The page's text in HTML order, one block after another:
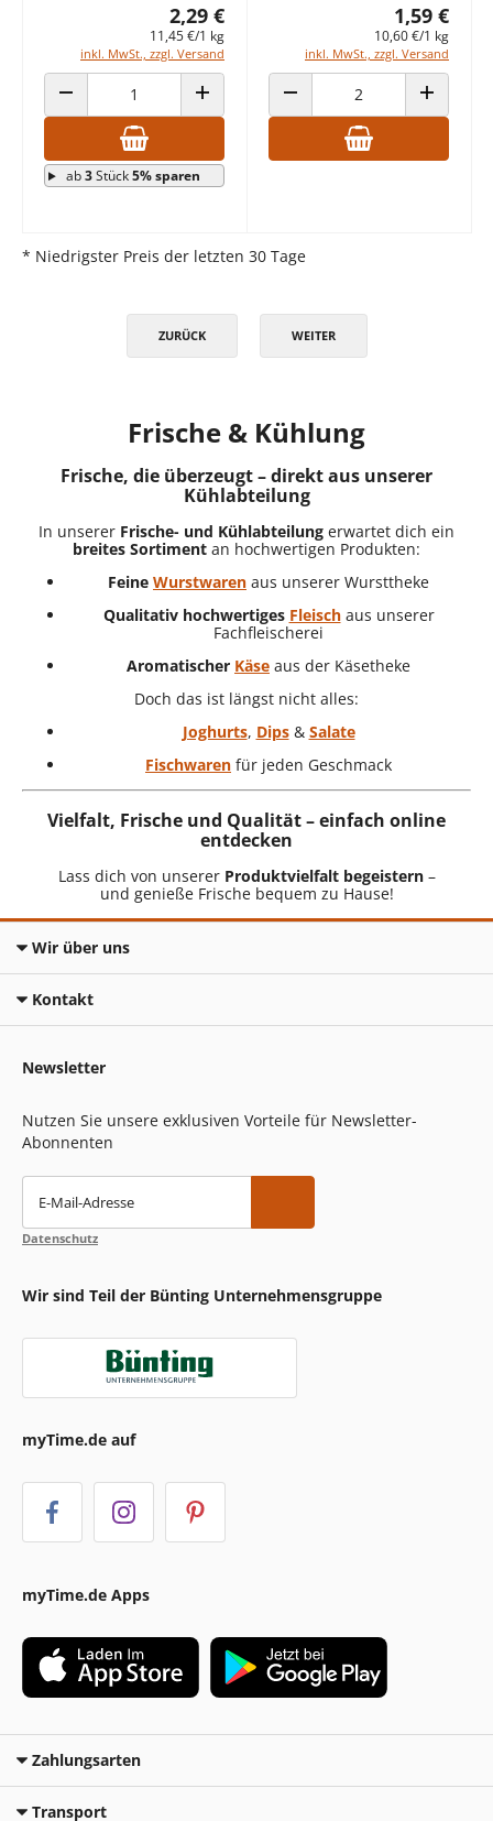
2,29 €
11,45 €/1 kg
inkl. MwSt., zzgl. Versand
ANZAHL VERRINGERN ANZAHL ERHÖHEN
ab3Stück5% sparen
1,59 €
10,60 €/1 kg
inkl. MwSt., zzgl. Versand
ANZAHL VERRINGERN ANZAHL
* Niedrigster Preis der letzten 30 Tage
ZURÜCK WEITER
Frische & Kühlung
Frische, die überzeugt – direkt aus unserer
Kühlabteilung
In unserer Frische- und Kühlabteilung erwartet dich ein
breites Sortiment an hochwertigen Produkten:
Feine Wurstwaren aus unserer Wursttheke
Qualitativ hochwertiges Fleischaus unserer
Fachfleischerei
Aromatischer Käse aus der Käsetheke
Doch das ist längst nicht alles:
Joghurts, Dips& Salate
Fischwaren für jeden Geschmack
Vielfalt, Frische und Qualität – einfach online
entdecken
Lass dich von unserer Produktvielfalt begeistern–
und genieße Frische bequem zu Hause!
Wir über uns
Kontakt
Newsletter
Nutzen Sie unsere exklusiven Vorteile für Newsletter-
Abonnenten
E-Mail-Adresse
Datenschutz
Wir sind Teil der Bünting Unternehmensgruppe
myTime.de auf
myTime.de Apps
Zahlungsarten
Transport